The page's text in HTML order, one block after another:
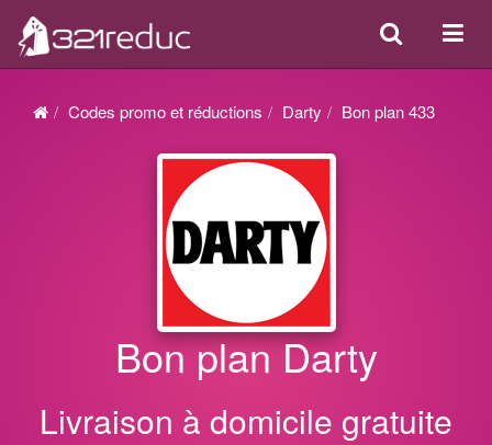
ou
Search
Codes promo et réductions Darty Bon plan 433
Bon plan Darty
Livraison à domicile gratuite